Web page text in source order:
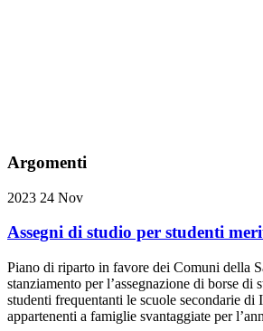
Argomenti
2023 24 Nov
Assegni di studio per studenti
Piano di riparto in favore dei Comuni della
stanziamento per l’assegnazione di borse di
studenti frequentanti le scuole secondarie di
appartenenti a famiglie svantaggiate per